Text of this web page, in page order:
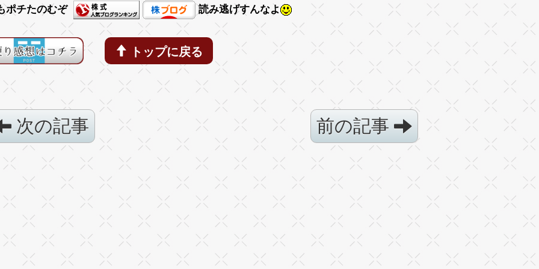
ポチたのむぞ 読み逃げすんなよ
トップに戻る
次の記事 前の記事